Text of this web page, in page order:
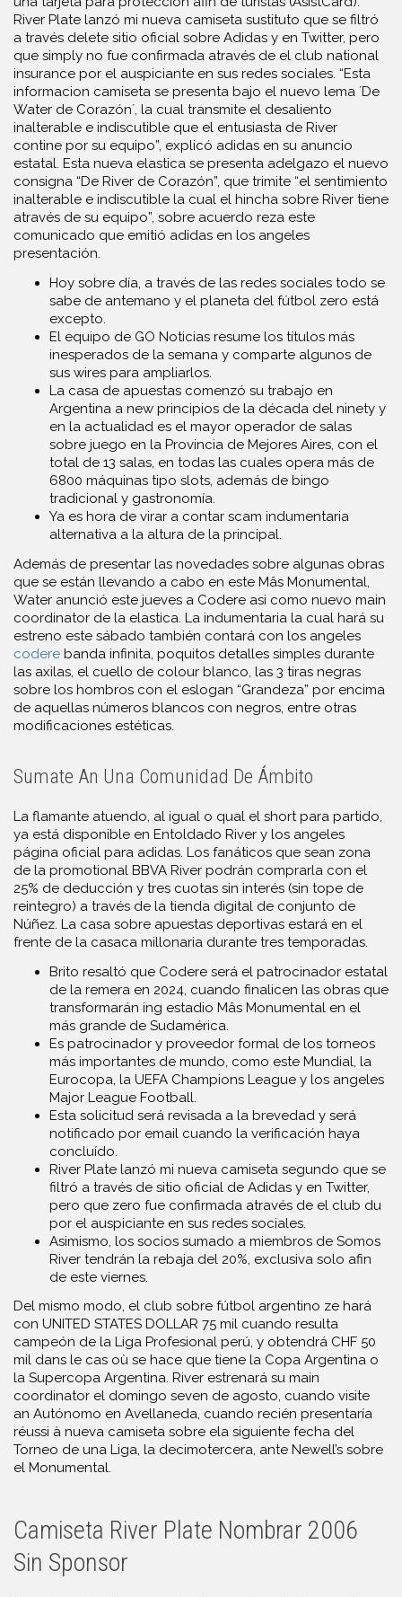
River Plate lanzó mi nueva camiseta sustituto que se filtró
a través delete sitio oficial sobre Adidas y en Twitter, pero
que simply no fue confirmada através de el club national
insurance por el auspiciante en sus redes sociales. “Esta
informacion camiseta se presenta bajo el nuevo lema ´De
Water de Corazón´, la cual transmite el desaliento
inalterable e indiscutible que el entusiasta de River
contine por su equipo”, explicó adidas en su anuncio
estatal. Esta nueva elastica se presenta adelgazo el nuevo
consigna “De River de Corazón”, que trimite “el sentimiento
inalterable e indiscutible la cual el hincha sobre River tiene
através de su equipo”, sobre acuerdo reza este
comunicado que emitió adidas en los angeles
presentación.
Hoy sobre día, a través de las redes sociales todo se
sabe de antemano y el planeta del fútbol zero está
excepto.
El equipo de GO Noticias resume los títulos más
inesperados de la semana y comparte algunos de
sus wires para ampliarlos.
La casa de apuestas comenzó su trabajo en
Argentina a new principios de la década del ninety y
en la actualidad es el mayor operador de salas
sobre juego en la Provincia de Mejores Aires, con el
total de 13 salas, en todas las cuales opera más de
6800 máquinas tipo slots, además de bingo
tradicional y gastronomía.
Ya es hora de virar a contar scam indumentaria
alternativa a la altura de la principal.
Además de presentar las novedades sobre algunas obras
que se están llevando a cabo en este Mâs Monumental,
Water anunció este jueves a Codere asi como nuevo main
coordinator de la elastica. La indumentaria la cual hará su
estreno este sábado también contará con los angeles
codere banda infinita, poquitos detalles simples durante
las axilas, el cuello de colour blanco, las 3 tiras negras
sobre los hombros con el eslogan “Grandeza” por encima
de aquellas números blancos con negros, entre otras
modificaciones estéticas.
Sumate An Una Comunidad De Ámbito
La flamante atuendo, al igual o qual el short para partido,
ya está disponible en Entoldado River y los angeles
página oficial para adidas. Los fanáticos que sean zona
de la promotional BBVA River podrán comprarla con el
25% de deducción y tres cuotas sin interés (sin tope de
reintegro) a través de la tienda digital de conjunto de
Núñez. La casa sobre apuestas deportivas estará en el
frente de la casaca millonaria durante tres temporadas.
Brito resaltó que Codere será el patrocinador estatal
de la remera en 2024, cuando finalicen las obras que
transformarán ing estadio Mâs Monumental en el
más grande de Sudamérica.
Es patrocinador y proveedor formal de los torneos
más importantes de mundo, como este Mundial, la
Eurocopa, la UEFA Champions League y los angeles
Major League Football.
Esta solicitud será revisada a la brevedad y será
notificado por email cuando la verificación haya
concluído.
River Plate lanzó mi nueva camiseta segundo que se
filtró a través de sitio oficial de Adidas y en Twitter,
pero que zero fue confirmada através de el club du
por el auspiciante en sus redes sociales.
Asimismo, los socios sumado a miembros de Somos
River tendrán la rebaja del 20%, exclusiva solo afin
de este viernes.
Del mismo modo, el club sobre fútbol argentino ze hará
con UNITED STATES DOLLAR 75 mil cuando resulta
campeón de la Liga Profesional perú, y obtendrá CHF 50
mil dans le cas où se hace que tiene la Copa Argentina o
la Supercopa Argentina. River estrenará su main
coordinator el domingo seven de agosto, cuando visite
an Autónomo en Avellaneda, cuando recién presentaría
réussi à nueva camiseta sobre ela siguiente fecha del
Torneo de una Liga, la decimotercera, ante Newell’s sobre
el Monumental.
Camiseta River Plate Nombrar 2006
Sin Sponsor